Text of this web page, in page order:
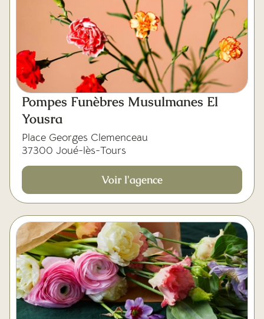
Pompes Funèbres Musulmanes El
Yousra
Place Georges Clemenceau
37300 Joué-lès-Tours
Voir l'agence